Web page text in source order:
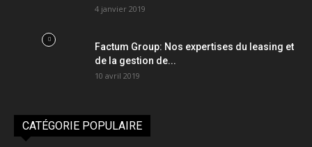
4 janvier 2019
Factum Group: Nos expertises du leasing et
de la gestion de...
10 avril 2019
CATÉGORIE POPULAIRE